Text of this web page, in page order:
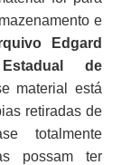
e
Edgard
de
material está
retiradas de
totalmente
possam ter